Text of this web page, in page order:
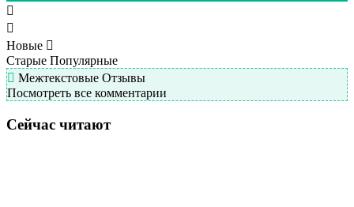
Новые
Старые Популярные
Межтекстовые Отзывы
Посмотреть все комментарии
Сейчас читают